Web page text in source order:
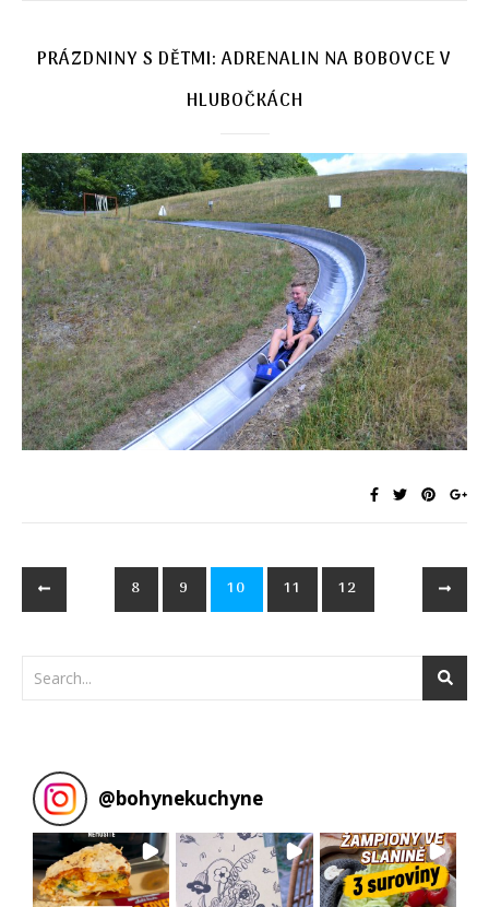
PRÁZDNINY S DĚTMI: ADRENALIN NA BOBOVCE V
HLUBOČKÁCH
8 9 10 11 12
@bohynekuchyne